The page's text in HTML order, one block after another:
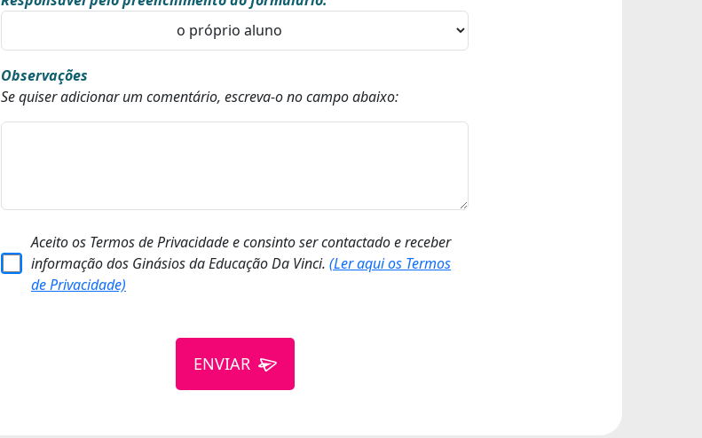
Observações
Se quiser adicionar um comentário, escreva-o no campo abaixo:
Aceito os Termos de Privacidade e consinto ser contactado e receber
informação dos Ginásios da Educação Da Vinci. (Ler aqui os Termos
de Privacidade)
ENVIAR